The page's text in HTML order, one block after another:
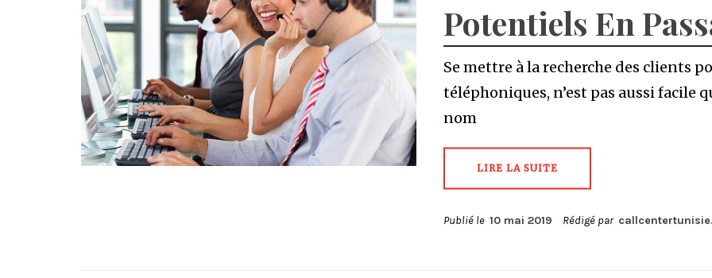
Potentiels En
Se mettre à la recherche des clients
téléphoniques, n’est pas aussi facile
nom
LIRE LA SUITE
Publié le 10 mai 2019 Rédigé par